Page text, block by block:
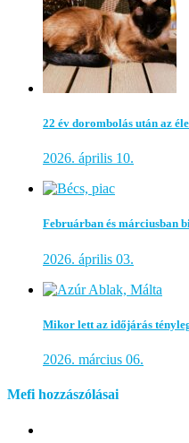
22 év dorombolás után az
2026. április 10.
Februárban és márciusban
2026. április 03.
Mikor lett az időjárás
2026. március 06.
Mefi hozzászólásai